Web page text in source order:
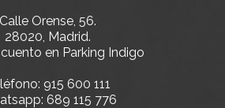
Calle Orense, 56.
28020, Madrid.
en Parking Indigo
915 600 111
689 115 776